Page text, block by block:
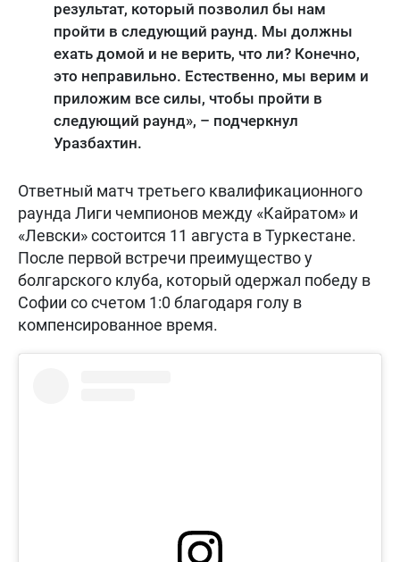
результат, который позволил бы нам
пройти в следующий раунд. Мы должны
ехать домой и не верить, что ли? Конечно,
это неправильно. Естественно, мы верим и
приложим все силы, чтобы пройти в
следующий раунд», – подчеркнул
Уразбахтин.
Ответный матч третьего квалификационного
раунда Лиги чемпионов между «Кайратом» и
«Левски» состоится 11 августа в Туркестане.
После первой встречи преимущество у
болгарского клуба, который одержал победу в
Софии со счетом 1:0 благодаря голу в
компенсированное время.